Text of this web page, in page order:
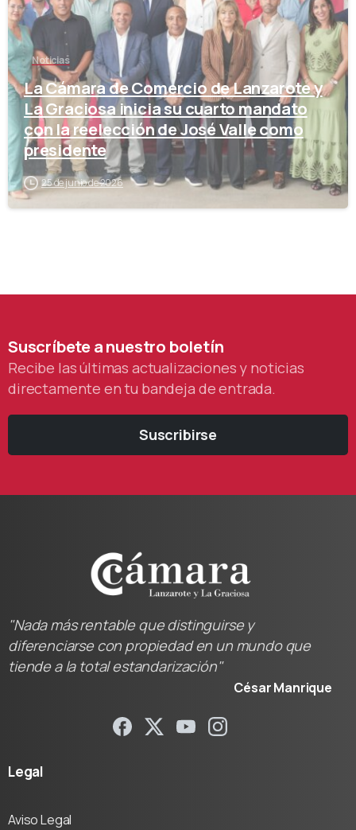
Noticias
La Cámara de Comercio de Lanzarote y
La Graciosa inicia su cuarto mandato
con la reelección de José Valle como
presidente
25 de junio de 2026
Suscríbeteanuestro boletín
Recibe las últimas actualizaciones y noticias
directamente en tu bandeja de entrada.
Suscribirse
"Nada más rentable que distinguirse y
diferenciarse con propiedad en un mundo que
tiende a la total estandarización"
César Manrique
Legal
Aviso Legal